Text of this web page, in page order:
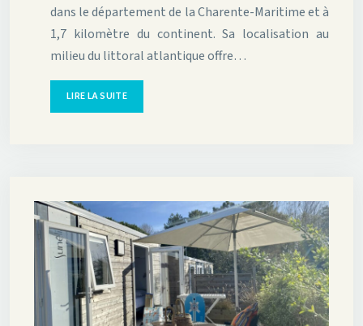
dans le département de la Charente-Maritime et à
1,7 kilomètre du continent. Sa localisation au
milieu du littoral atlantique offre…
LIRE LA SUITE